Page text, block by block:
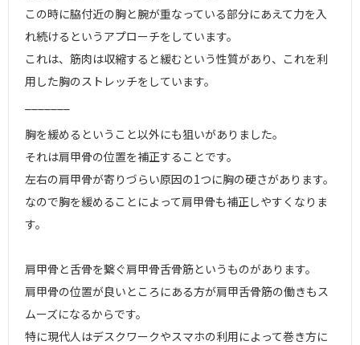
この時に脇付近の胸と腕が重なっている部分にあえて力を入
れ続けるというアプローチをしています。
これは、筋肉は収縮すると緩むという性質があり、これを利
用した胸のストレッチをしています。
胸を緩めるということ以外にも狙いがありました。
それは肩甲骨の位置を補正することです。
左右の肩甲骨が寄りづらい原因の1つに胸の硬さがあります。
なので胸を緩めることによって肩甲骨も補正しやすくなりま
す。
肩甲骨と舌骨を繋ぐ肩甲骨舌骨筋というものがあります。
肩甲骨の位置が良いところにある方が肩甲舌骨筋の働きもス
ムーズになるからです。
特に現代人はデスクワークやスマホの利用によって巻き方に